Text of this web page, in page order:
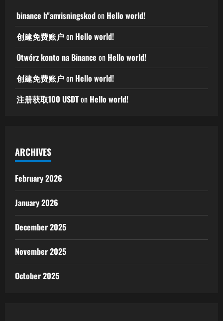
binance h"anvisningskodon Hello world!
创建免费账户on Hello world!
Otwórz konto na Binance on Hello world!
创建免费账户on Hello world!
注册获取100 USDTon Hello world!
ARCHIVES
February 2026
January 2026
December 2025
November 2025
October 2025